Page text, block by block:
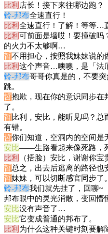
比利 店长！接下来往哪边跑？
铃-邦布全速直行！
比利 全速直行！了解！等等…
比利 可前面是墙哎！要撞破吗
的火力不太够啊…
哲不用担心，按照我妹妹说的
比利 这个声音…噢噢，是「法
铃-邦布哥哥你真是的，不要
跳。
哲抱歉，现在你的意识同步在
了。
哲比利，安比，能听见吗？
有错。
哲你们知道，空洞内的空间
安比——生路看起来像死路，
比利
（捂脸）安比，谢谢你
哲总之，出去后逃离的路径也
哲妹妹，可以切断感官同步了。
铃-邦布我们就先挂了，回聊~
邦布眼中的灵光消散，变回懵
安比没有声音了…
安比它变成普通的邦布了。
比利 为什么这种关键时刻要解